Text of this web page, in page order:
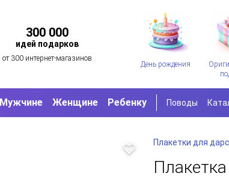
300 000
идей подарков
от 300 интернет-магазинов
День рождения
Мужчине Женщине Ребенку Поводы
Плакетки для